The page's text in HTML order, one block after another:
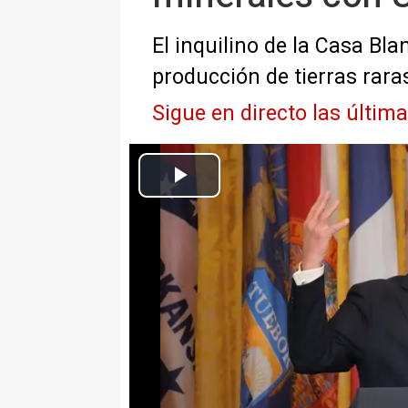
El inquilino de la Casa
producción de tierras
Sigue en directo las
Europa Press Internacional
Actualizado: viernes, 21 marzo 2025 10:33
MADRID, 21 Mar. (EUROPA
El presidente de Estados
que "muy pronto" firmará el
raras', con Ucrania tras las